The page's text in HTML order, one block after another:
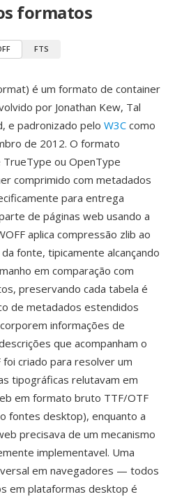
formatos
FTS
é um formato de container
por Jonathan Kew, Tal
e padronizado pelo W3C como
de 2012. O formato
ou OpenType
comprimido com metadados
para entrega
de páginas web usando a
aplica compressão zlib ao
fonte, tipicamente alcançando
em comparação com
preservando cada tabela é
de metadados estendidos
informações de
que acompanham o
criado para resolver um
tipográficas relutavam em
em formato bruto TTF/OTF
fontes desktop), enquanto a
precisava de um mecanismo
implementavel. Uma
em navegadores — todos
em plataformas desktop é